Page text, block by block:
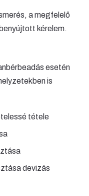
a megfelelő
kérelem.
esetén
is
tétele
devizás